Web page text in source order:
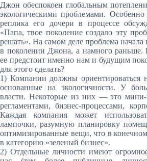
Джон обеспокоен глобальным
экологическими проблемами. Особенно
реплика его дочери в процессе
«Папа, твое поколение создало эту
решать». На самом деле проблема начала
в поколении Джона, а намного раньше.
ее предстоит именно нам и будущим
для этого сделать?
1) Компании должны ориентироваться
основанные на экологичности. У
власти. Некоторые из них — это мини-
регламентами, бизнес-процессами,
Каждая компания может
лампочки, разумную планировку
оптимизированные вещи, что в конечном
в категорию «зеленый бизнес».
2) Отдельные личности имеют